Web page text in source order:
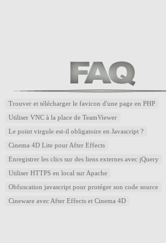
Trouver et télécharger le favicon d'une page en PHP
Utiliser VNC à la place de TeamViewer
Le point virgule est-il obligatoire en Javascript ?
Cinema 4D Lite pour After Effects
Enregistrer les clics sur des liens externes avec jQuery
Utiliser HTTPS en local sur Apache
Obfuscation javascript pour protéger son code source
Cineware avec After Effects et Cinema 4D